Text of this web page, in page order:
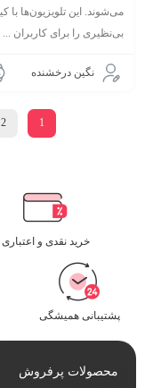
بی‌نظیری را برای کاربران ...
نگین درخشنده
1
2
خرید نقدی و اعتباری
پشتیبانی همیشگی
محصولات پرفروش